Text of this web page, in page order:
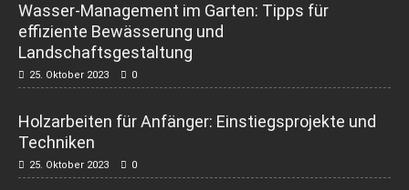
Wasser-Management im Garten: Tipps für
effiziente Bewässerung und
Landschaftsgestaltung
25. Oktober 2023 0
Holzarbeiten für Anfänger: Einstiegsprojekte und
Techniken
25. Oktober 2023 0